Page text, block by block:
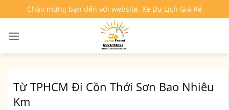
qua
nội
Chào mừng bạn đến với website. Xe Du Lịch Giá Rẻ
Từ TPHCM Đi Cồn Thới Sơn Bao Nhiêu
Km